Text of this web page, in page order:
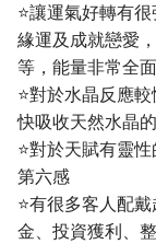
⭐讓運氣好轉有
緣運及成就戀愛
等，能量非常全面
⭐對於水晶反應
快吸收天然水晶
⭐對於天賦有靈
第六感
⭐有很多客人配
金、投資獲利、